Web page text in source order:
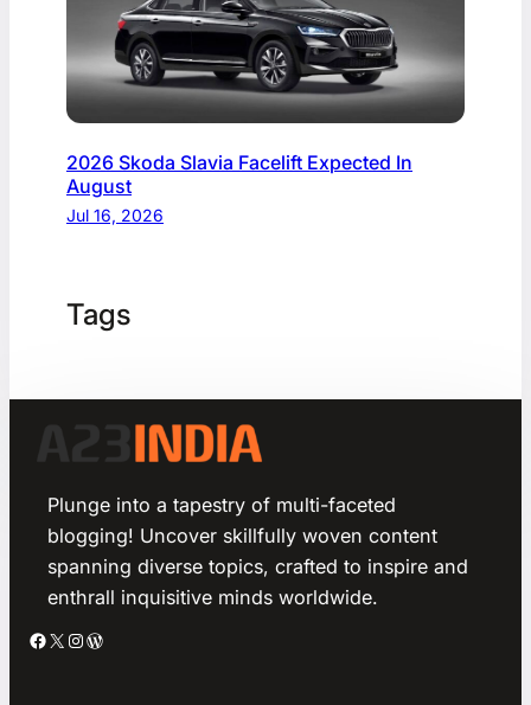
2026 Skoda Slavia Facelift Expected In
August
Jul 16, 2026
Tags
Plunge into a tapestry of multi-faceted
blogging! Uncover skillfully woven content
spanning diverse topics, crafted to inspire and
enthrall inquisitive minds worldwide.
Facebook X Instagram WordPress